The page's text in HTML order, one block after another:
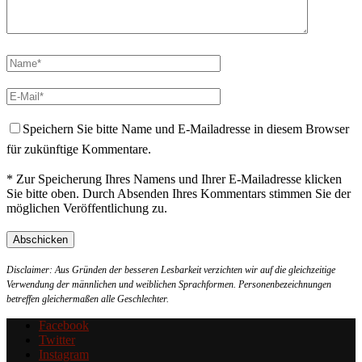
Speichern Sie bitte Name und E-Mailadresse in diesem Browser
für zukünftige Kommentare.
* Zur Speicherung Ihres Namens und Ihrer E-Mailadresse klicken
Sie bitte oben. Durch Absenden Ihres Kommentars stimmen Sie der
möglichen Veröffentlichung zu.
Disclaimer: Aus Gründen der besseren Lesbarkeit verzichten wir auf die gleichzeitige
Verwendung der männlichen und weiblichen Sprachformen. Personenbezeichnungen
betreffen gleichermaßen alle Geschlechter.
Facebook
Twitter
Instagram